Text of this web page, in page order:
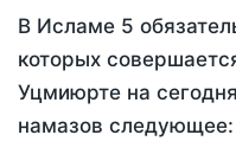
В Исламе 5
которых
Уцмиюрте на
намазов следующее: